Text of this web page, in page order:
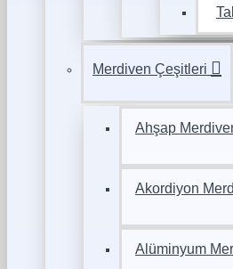
Merdiven Çeşitleri
Ahşap
Akordiyon
Alüminyum